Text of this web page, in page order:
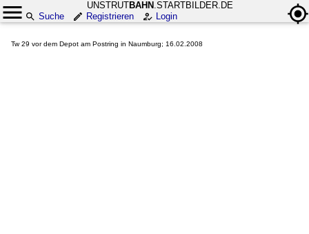
UNSTRUTBAHN .STARTBILDER.DE
Suche
Registrieren Login
Tw 29 vor dem Depot am Postring in Naumburg; 16.02.2008